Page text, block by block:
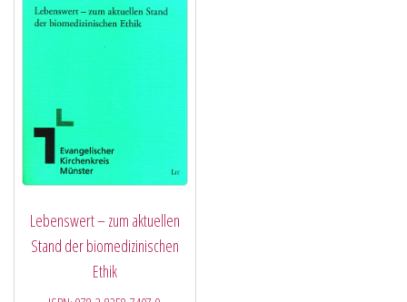
Lebenswert – zum aktuellen
Stand der biomedizinischen
Ethik